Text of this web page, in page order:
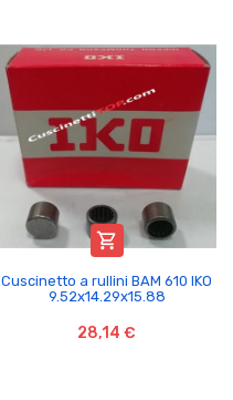

Cuscinetto a rullini BAM 610 IKO
9.52x14.29x15.88
28,14 €